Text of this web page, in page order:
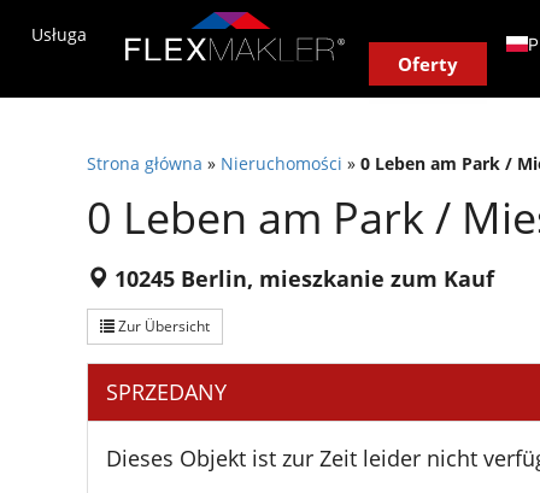
Oferty
Usługa Agent nieruchomości na miejscu Nasz system
Strona główna » Nieruchomości » 0 Leben am Park /
0 Leben am Park /
10245 Berlin, mieszkanie zum Kauf
Zur Übersicht
SPRZEDANY
Dieses Objekt ist zur Zeit leider nicht